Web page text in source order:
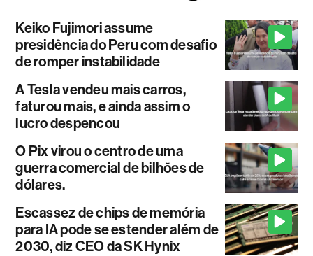
Keiko Fujimori assume
presidência do Peru com desafio
de romper instabilidade
A Tesla vendeu mais carros,
faturou mais, e ainda assim o
lucro despencou
O Pix virou o centro de uma
guerra comercial de bilhões de
dólares.
Escassez de chips de memória
para IA pode se estender além de
2030, diz CEO da SK Hynix